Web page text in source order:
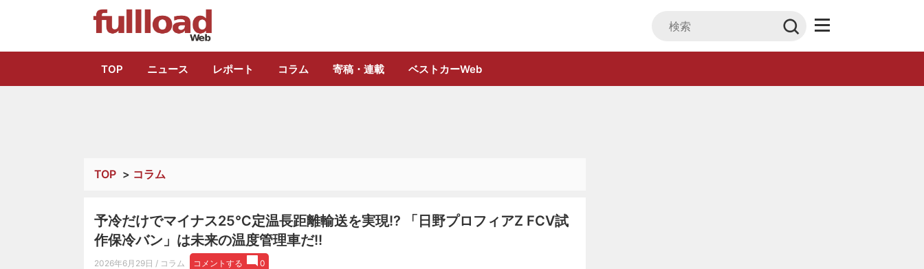
TOP ニュース レポート コラム 寄稿・連載 ベストカーWeb
TOP > コラム
予冷だけでマイナス25℃定温長距離輸送を実現!? 「日野プロフィアZ FCV試
作保冷バン」は未来の温度管理車だ!!
2026年6月29日 / コラム コメントする
0